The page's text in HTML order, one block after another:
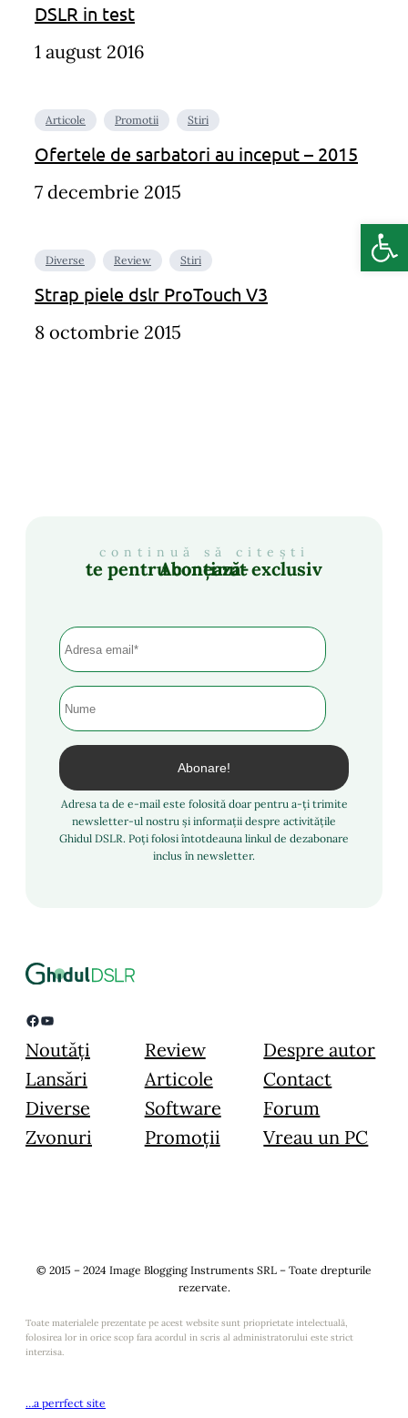
DSLR in test
1 august 2016
Articole Promotii Stiri
Ofertele de sarbatori au inceput – 2015
7 decembrie 2015
Diverse Review Stiri
Strap piele dslr ProTouch V3
8 octombrie 2015
continuă să citești
Abonează-te pentru conținut exclusiv
Adresa ta de e-mail este folosită doar pentru a-ți trimite
newsletter-ul nostru și informații despre activitățile
Ghidul DSLR. Poți folosi întotdeauna linkul de dezabonare
inclus în newsletter.
Facebook YouTube
Noutăți
Lansări
Diverse
Zvonuri
Review
Articole
Software
Promoții
Despre autor
Contact
Forum
Vreau un PC
© 2015 – 2024 Image Blogging Instruments SRL – Toate drepturile
rezervate.
Toate materialele prezentate pe acest website sunt prioprietate intelectuală,
folosirea lor in orice scop fara acordul in scris al administratorului este strict
interzisa.
…a perrfect site